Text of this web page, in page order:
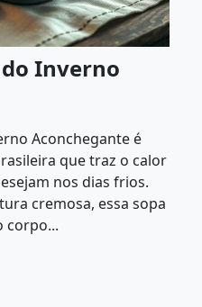
Inverno
Aconchegante é
que traz o calor
nos dias frios.
cremosa, essa sopa
corpo...